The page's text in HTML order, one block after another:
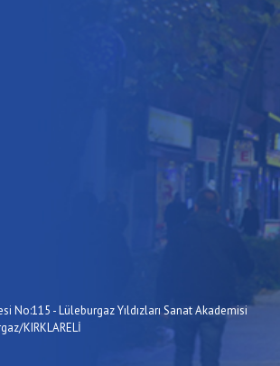
No:115 - Lüleburgaz Yıldızları Sanat Akademisi
KIRKLARELİ